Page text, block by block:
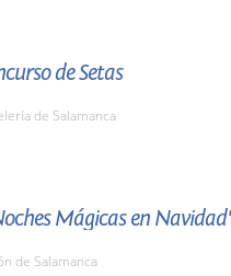
de Setas
de Salamanca
Mágicas en Navidad'
de Salamanca